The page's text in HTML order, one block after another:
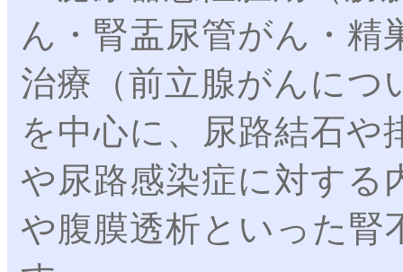
ん・腎盂尿管がん・精
治療（前立腺がんにつ
を中心に、尿路結石や
や尿路感染症に対する
や腹膜透析といった腎